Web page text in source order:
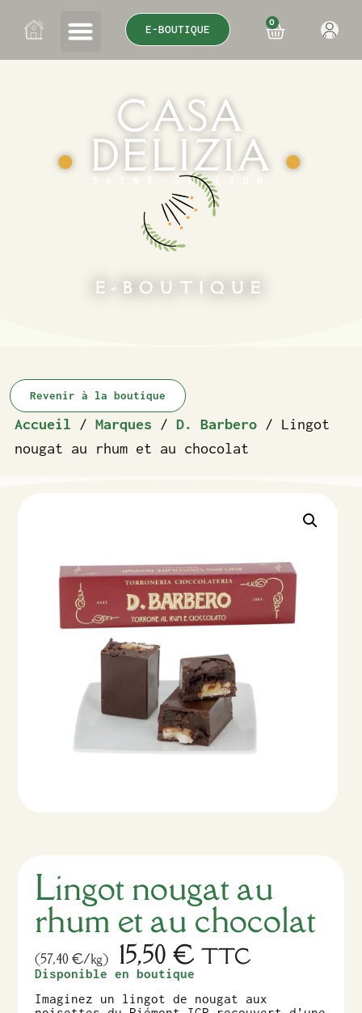
E-BOUTIQUE
0
CASA
● DELIZIA ●
SAINT-ÉMILION
E-BOUTIQUE
Revenir à la boutique
Accueil / Marques / D. Barbero / Lingot
nougat au rhum et au chocolat
Lingot nougat au
rhum et au chocolat
(57,40 €/kg) 15,50€ TTC
Disponible en boutique
Imaginez un lingot de nougat aux